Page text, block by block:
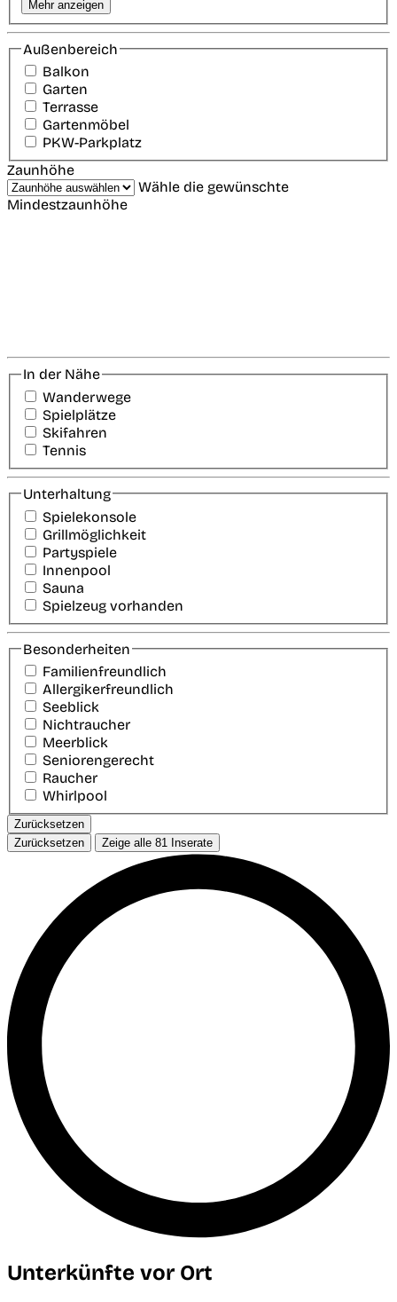
Mehr anzeigen
Außenbereich
Balkon
Garten
Terrasse
Gartenmöbel
PKW-Parkplatz
Zaunhöhe
Wähle die gewünschte
Mindestzaunhöhe
In der Nähe
Wanderwege
Spielplätze
Skifahren
Tennis
Unterhaltung
Spielekonsole
Grillmöglichkeit
Partyspiele
Innenpool
Sauna
Spielzeug vorhanden
Besonderheiten
Familienfreundlich
Allergikerfreundlich
Seeblick
Nichtraucher
Meerblick
Seniorengerecht
Raucher
Whirlpool
Zurücksetzen
Zurücksetzen
Zeige alle 81 Inserate
Unterkünfte vor Ort